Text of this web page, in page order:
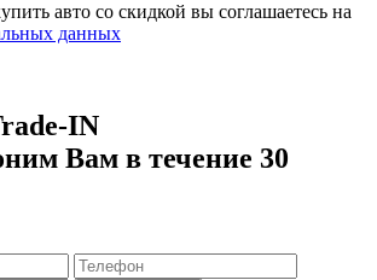
авто со скидкой вы соглашаетесь на
данных
IN
Вам в течение 30